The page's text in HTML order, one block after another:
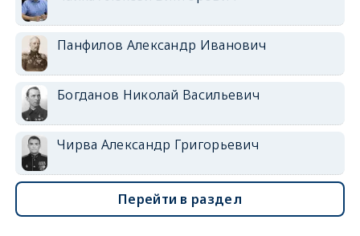
Панфилов Александр Иванович
Богданов Николай Васильевич
Чирва Александр Григорьевич
Перейти в раздел